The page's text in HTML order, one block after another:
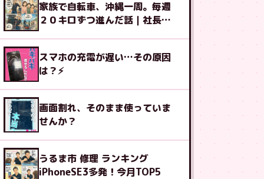
家族で自転車、沖縄一周。毎週
２０キロずつ進んだ話｜社長ブ
スマホの充電が遅い…その原因
は？⚡
画面割れ、そのまま使っていま
せんか？
うるま市 修理 ランキング
iPhoneSE3多発！今月TOP5